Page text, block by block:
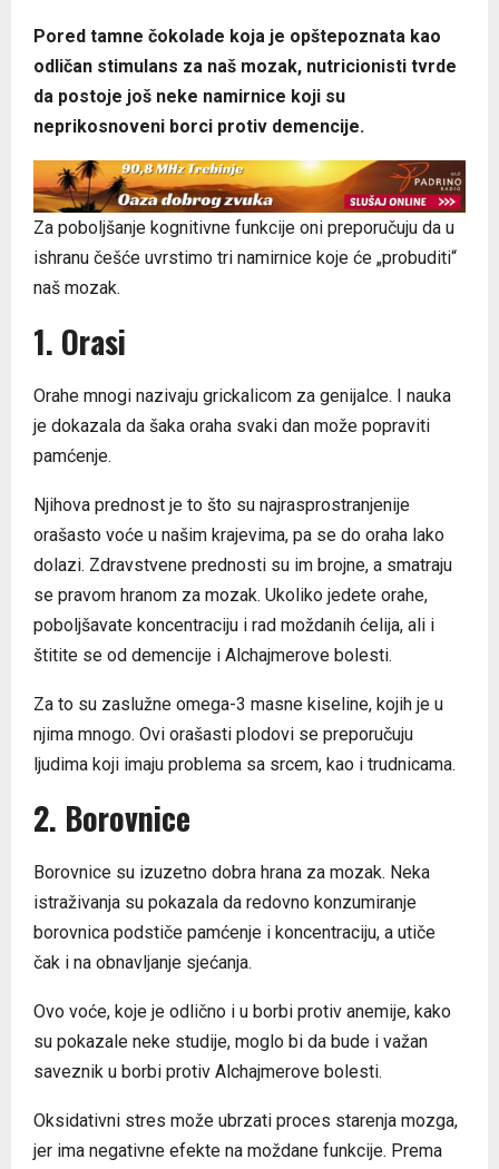
Pored tamne čokolade koja je opštepoznata kao
odličan stimulans za naš mozak, nutricionisti tvrde
da postoje još neke namirnice koji su
neprikosnoveni borci protiv demencije.
Za poboljšanje kognitivne funkcije oni preporučuju da u
ishranu češće uvrstimo tri namirnice koje će „probuditi“
naš mozak.
1. Orasi
Orahe mnogi nazivaju grickalicom za genijalce. I nauka
je dokazala da šaka oraha svaki dan može popraviti
pamćenje.
Njihova prednost je to što su najrasprostranjenije
orašasto voće u našim krajevima, pa se do oraha lako
dolazi. Zdravstvene prednosti su im brojne, a smatraju
se pravom hranom za mozak. Ukoliko jedete orahe,
poboljšavate koncentraciju i rad moždanih ćelija, ali i
štitite se od demencije i Alchajmerove bolesti.
Za to su zaslužne omega-3 masne kiseline, kojih je u
njima mnogo. Ovi orašasti plodovi se preporučuju
ljudima koji imaju problema sa srcem, kao i trudnicama.
2. Borovnice
Borovnice su izuzetno dobra hrana za mozak. Neka
istraživanja su pokazala da redovno konzumiranje
borovnica podstiče pamćenje i koncentraciju, a utiče
čak i na obnavljanje sjećanja.
Ovo voće, koje je odlično i u borbi protiv anemije, kako
su pokazale neke studije, moglo bi da bude i važan
saveznik u borbi protiv Alchajmerove bolesti.
Oksidativni stres može ubrzati proces starenja mozga,
jer ima negativne efekte na moždane funkcije. Prema